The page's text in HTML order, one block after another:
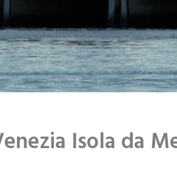
Isola da